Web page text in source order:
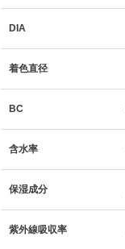
DIA
着色直径
BC
含水率
保湿成分
紫外線吸収率